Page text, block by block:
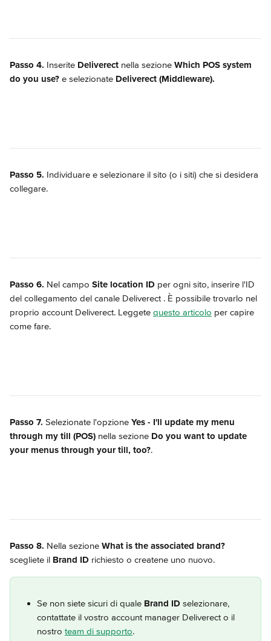
Passo 4. Inserite Deliverect nella sezione Which POS system
do you use? e selezionate Deliverect (Middleware).
Passo 5. Individuare e selezionare il sito (o i siti) che si desidera
collegare.
Passo 6. Nel campo Site location ID per ogni sito, inserire l'ID
del collegamento del canale Deliverect . È possibile trovarlo nel
proprio account Deliverect. Leggete questo articolo per capire
come fare.
Passo 7. Selezionate l'opzione Yes - I'll update my menu
through my till (POS) nella sezione Do you want to update
your menus through your till, too?.
Passo 8. Nella sezione What is the associated brand?
scegliete il Brand ID richiesto o createne uno nuovo.
Se non siete sicuri di quale Brand ID selezionare,
contattate il vostro account manager Deliverect o il
nostro team di supporto.